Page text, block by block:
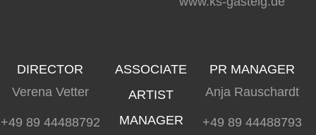
DIRECTOR
Verena Vetter
+49 89 44488792
ASSOCIATE
ARTIST
MANAGER
PR MANAGER
Anja Rauschardt
+49 89 44488793